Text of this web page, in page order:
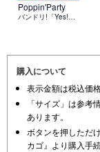
Poppin'Party
バンドリ!「Yes! BanG_Dream!」
購入について
表示金額は税込価
「サイズ」は参考
あります。
ボタンを押しただ
カゴ』より購入手